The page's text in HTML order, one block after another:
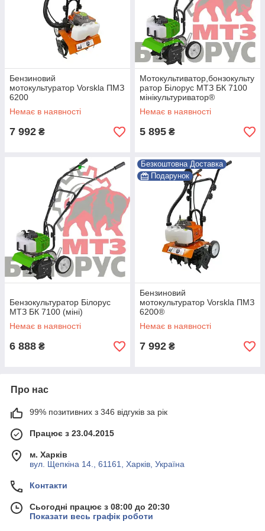
телефоном
Ми
уточнення
Доставка до
вас за
адресою
(будь-яким
поштовим
оператором)
Виберіть інструмент і зробіть
замовлення прямо зараз !
Ознайомитися з асортиментом
Бензиновий
мотокультуратор Vorskla ПМЗ
6200
Немає в наявності
7 992 ₴
Мотокультиватор,бонзокульту
ратор Білорус МТЗ БК 7100
мінікультуриватор®
Немає в наявності
5 895 ₴
Бензокультуратор Білорус
МТЗ БК 7100 (міні)
Немає в наявності
6 888 ₴
Безкоштовна Доставка
Подарунок
Бензиновий
мотокультуратор Vorskla ПМЗ
6200®
Немає в наявності
7 992 ₴
Про нас
99% позитивних з 346 відгуків за рік
Працює з 23.04.2015
м. Харків
вул. Щепкіна 14., 61161, Харків, Україна
Контакти
Сьогодні працює з 08:00 до 20:30
Показати весь графік роботи